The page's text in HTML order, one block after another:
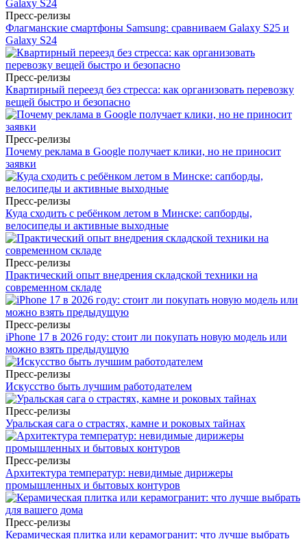
Пресс-релизы
Флагманские смартфоны Samsung: сравниваем Galaxy S25 и
Galaxy S24
Пресс-релизы
Квартирный переезд без стресса: как организовать перевозку
вещей быстро и безопасно
Пресс-релизы
Почему реклама в Google получает клики, но не приносит
заявки
Пресс-релизы
Куда сходить с ребёнком летом в Минске: сапборды,
велосипеды и активные выходные
Пресс-релизы
Практический опыт внедрения складской техники на
современном складе
Пресс-релизы
iPhone 17 в 2026 году: стоит ли покупать новую модель или
можно взять предыдущую
Пресс-релизы
Искусство быть лучшим работодателем
Пресс-релизы
Уральская сага о страстях, камне и роковых тайнах
Пресс-релизы
Архитектура температур: невидимые дирижеры
промышленных и бытовых контуров
Пресс-релизы
Керамическая плитка или керамогранит: что лучше выбрать